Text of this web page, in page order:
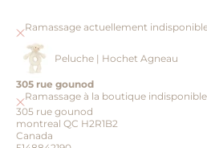
Ramassage actuellement
Peluche | Hochet Agneau
305 rue gounod
Ramassage à la boutique indisponible
305 rue gounod
montreal QC H2R1B2
Canada